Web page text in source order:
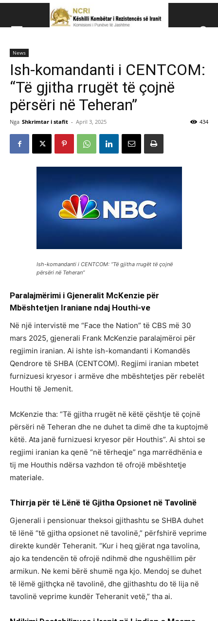
News
Ish-komandanti i CENTCOM:
“Të gjitha rrugët të çojnë
përsëri në Teheran”
Nga Shkrimtar i stafit - April 3, 2025 434
Ish-komandanti i CENTCOM: “Të gjitha rrugët të çojnë
përsëri në Teheran”
Paralajmërimi i Gjeneralit McKenzie për
Mbështetjen Iraniane ndaj Houthi-ve
Në një intervistë me “Face the Nation” të CBS më 30
mars 2025, gjenerali Frank McKenzie paralajmëroi për
regjimin iranian. Ai ishte ish-komandanti i Komandës
Qendrore të SHBA (CENTCOM). Regjimi iranian mbetet
furnizuesi kryesor i armëve dhe mbështetjes për rebelët
Houthi të Jemenit.
McKenzie tha: “Të gjitha rrugët në këtë çështje të çojnë
përsëri në Teheran dhe ne duhet ta dimë dhe ta kuptojmë
këtë. Ata janë furnizuesi kryesor për Houthis”. Ai shtoi se
regjimi iranian ka qenë “në tërheqje” nga marrëdhënia e
tij me Houthis ndërsa vazhdon të ofrojë mbështetje
materiale.
Thirrja për të Lënë të Gjitha Opsionet në Tavolinë
Gjenerali i pensionuar theksoi gjithashtu se SHBA duhet
të lënë “të gjitha opsionet në tavolinë,” përfshirë veprime
direkte kundër Teheranit. “Kur i heq gjërat nga tavolina,
ajo ka tendencën të ofrojë ndihmë dhe ngushëllim për
armikun. Ne kemi bërë shumë nga kjo. Mendoj se duhet
të lëmë gjithçka në tavolinë, dhe gjithashtu do të lija në
tavolinë veprime kundër Teheranit vetë,” tha ai.